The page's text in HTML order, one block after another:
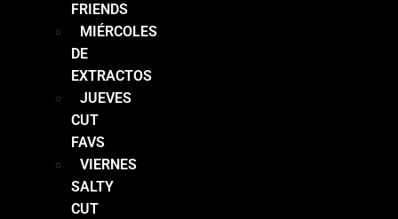
FRIENDS
MIÉRCOLES
DE
EXTRACTOS
JUEVES
CUT
FAVS
VIERNES
SALTY
CUT